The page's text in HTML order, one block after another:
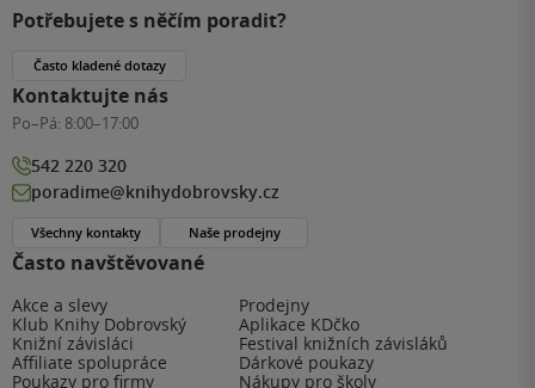
Často navštěvované
Akce a slevy
Prodejny
Klub Knihy Dobrovský
Aplikace KDčko
Knižní závisláci
Festival knižních závisláků
Affiliate spolupráce
Dárkové poukazy
Poukazy pro firmy
Nákupy pro školy
Potřebujete s něčím poradit?
Často kladené dotazy
Kontaktujte nás
Po–Pá: 8:00–17:00
542 220 320
poradime@knihydobrovsky.cz
Všechny kontakty Naše prodejny